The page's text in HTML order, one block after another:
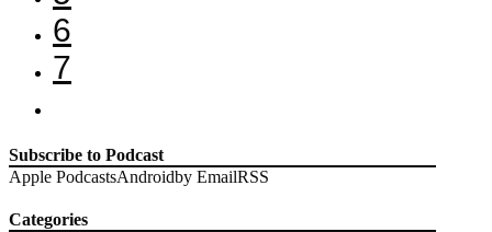
6
7
Subscribe to Podcast
Apple PodcastsAndroidby EmailRSS
Categories